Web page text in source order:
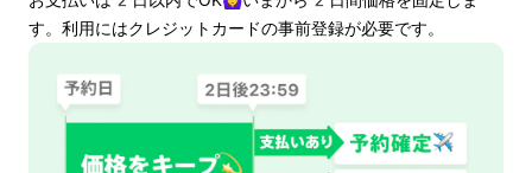
す。利用にはクレジットカードの事前登録が必要です。